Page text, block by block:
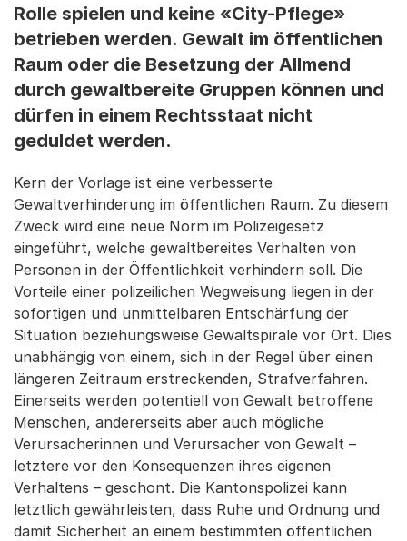
Rolle spielen und keine «City-Pflege»
betrieben werden. Gewalt im öffentlichen
Raum oder die Besetzung der Allmend
durch gewaltbereite Gruppen können und
dürfen in einem Rechtsstaat nicht
geduldet werden.
Kern der Vorlage ist eine verbesserte
Gewaltverhinderung im öffentlichen Raum. Zu diesem
Zweck wird eine neue Norm im Polizeigesetz
eingeführt, welche gewaltbereites Verhalten von
Personen in der Öffentlichkeit verhindern soll. Die
Vorteile einer polizeilichen Wegweisung liegen in der
sofortigen und unmittelbaren Entschärfung der
Situation beziehungsweise Gewaltspirale vor Ort. Dies
unabhängig von einem, sich in der Regel über einen
längeren Zeitraum erstreckenden, Strafverfahren.
Einerseits werden potentiell von Gewalt betroffene
Menschen, andererseits aber auch mögliche
Verursacherinnen und Verursacher von Gewalt –
letztere vor den Konsequenzen ihres eigenen
Verhaltens – geschont. Die Kantonspolizei kann
letztlich gewährleisten, dass Ruhe und Ordnung und
damit Sicherheit an einem bestimmten öffentlichen